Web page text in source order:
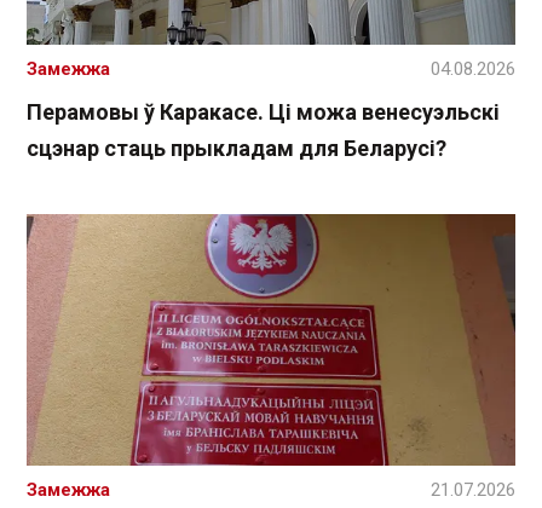
Перамовы ў Каракасе. Ці можа венесуэльскі
сцэнар стаць прыкладам для Беларусі?
Замежжа 04.08.2026
Замежжа 21.07.2026